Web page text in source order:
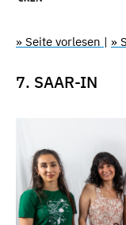
» Seite vorlesen | »
7. SAAR-IN